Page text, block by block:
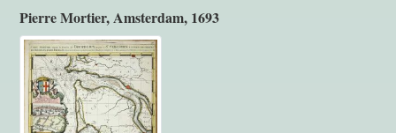
Pierre Mortier, Amsterdam, 1693